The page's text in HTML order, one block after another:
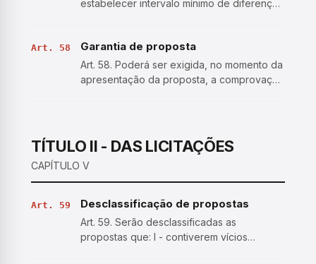
estabelecer intervalo mínimo de diferença
quanto em relação à proposta que cobrir a
melhor oferta.…
Art. 58 Garantia de proposta
Art. 58. Poderá ser exigida, no momento da
apresentação da proposta, a comprovação
não poderá se…
TÍTULO II - DAS LICITAÇÕES
CAPÍTULO V
Art. 59 Desclassificação de propostas
Art. 59. Serão desclassificadas as
propostas que: I - contiverem vícios